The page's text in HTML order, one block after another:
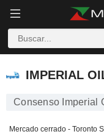
IMPERIAL OIL
IMPERIAL
Consenso Imperial
Mercado cerrado - Toronto